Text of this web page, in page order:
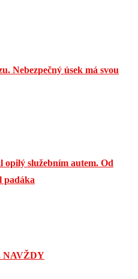
Nebezpečný úsek má svou
služebním autem. Od
padáka
NAVŽDY